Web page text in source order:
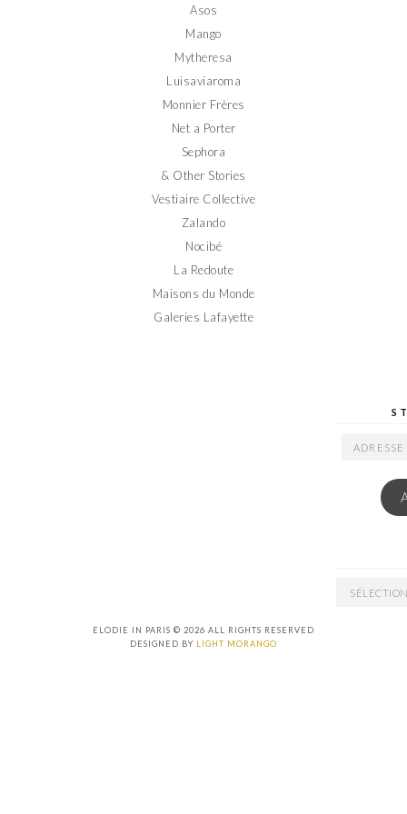
Asos
Mango
Mytheresa
Luisaviaroma
Monnier Frères
Net a Porter
Sephora
& Other Stories
Vestiaire Collective
Zalando
Nocibé
La Redoute
Maisons du Monde
Galeries Lafayette
ADRESSE
ARCHIVES
ELODIE IN PARIS © 2026 ALL RIGHTS RESERVED
DESIGNED BY LIGHT MORANGO